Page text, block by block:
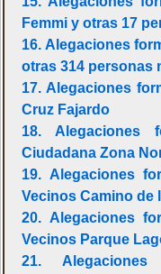
Femmi y otras 17
16. Alegaciones
otras 314 personas
17. Alegaciones
Cruz Fajardo
18. Alegaciones
Ciudadana Zona
19. Alegaciones
Vecinos Camino de
20. Alegaciones
Vecinos Parque
21.